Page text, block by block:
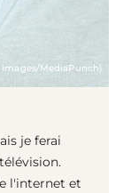
MediaPunch)
je ferai
l'internet et